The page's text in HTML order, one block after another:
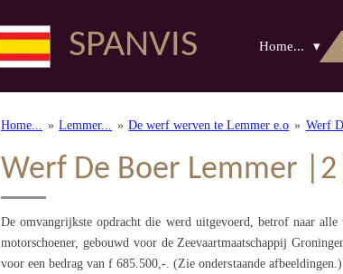
SPANVIS Home...
Home... » Lemmer... » De werf werven te Lemmer e.o » Werf
Werf De Boer Lemmer |2|
De omvangrijkste opdracht die werd uitgevoerd, betrof naar
motorschoener, gebouwd voor de Zeevaartmaatschappij
voor een bedrag van f 685.500,-. (Zie onderstaande